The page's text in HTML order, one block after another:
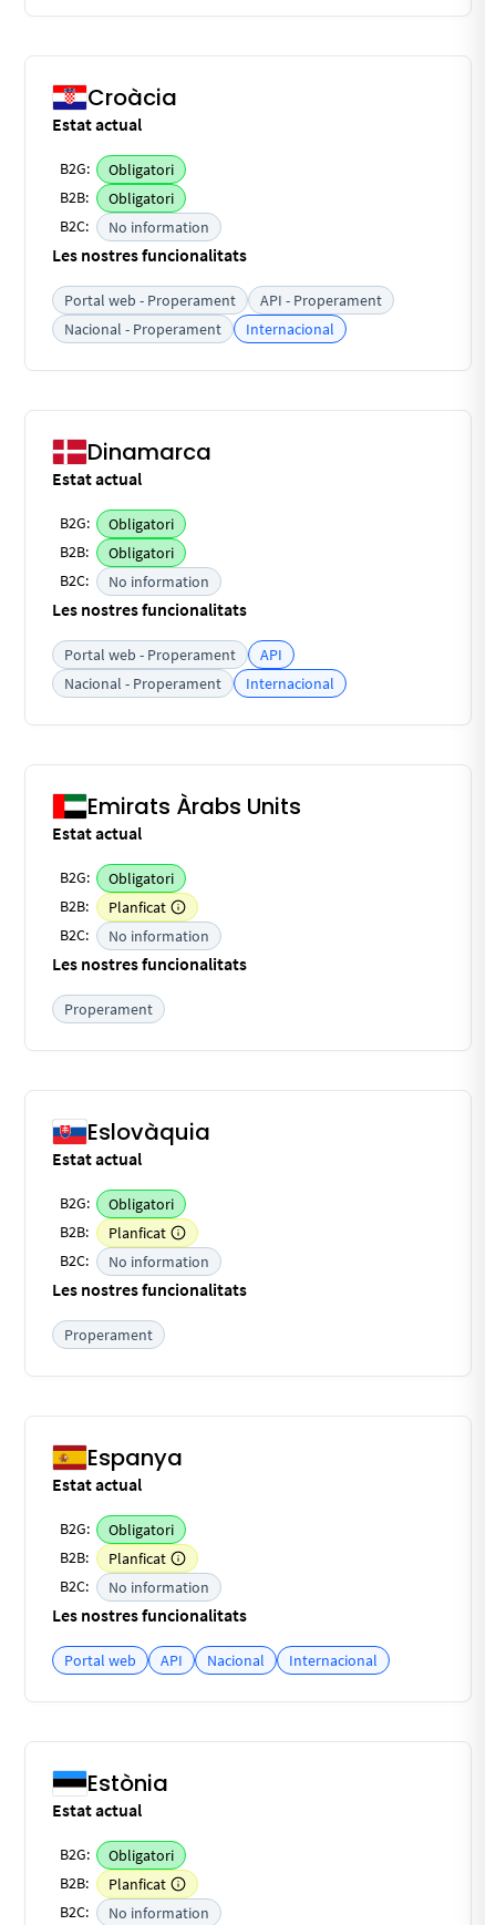
Croàcia
Estat actual
B2G:
Obligatori
B2B:
Obligatori
B2C:
No information
Les nostres funcionalitats
Portal web - Properament
API - Properament
Nacional - Properament
Internacional
Dinamarca
Estat actual
B2G:
Obligatori
B2B:
Obligatori
B2C:
No information
Les nostres funcionalitats
Portal web - Properament
API
Nacional - Properament
Internacional
Emirats Àrabs Units
Estat actual
B2G:
Obligatori
B2B:
Planficat
B2C:
No information
Les nostres funcionalitats
Properament
Eslovàquia
Estat actual
B2G:
Obligatori
B2B:
Planficat
B2C:
No information
Les nostres funcionalitats
Properament
Espanya
Estat actual
B2G:
Obligatori
B2B:
Planficat
B2C:
No information
Les nostres funcionalitats
Portal web API Nacional Internacional
Estònia
Estat actual
B2G:
Obligatori
B2B:
Planficat
B2C:
No information